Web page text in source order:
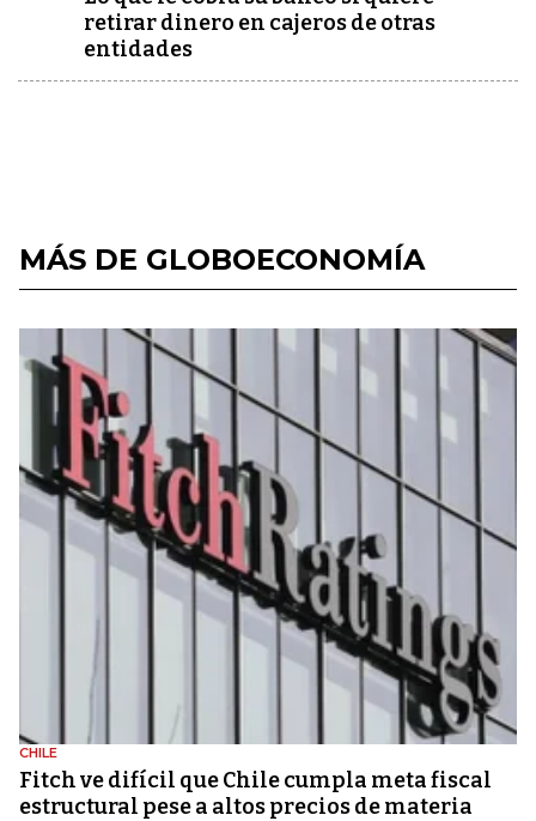
retirar dinero en cajeros de otras
entidades
MÁS DE GLOBOECONOMÍA
CHILE
Fitch ve difícil que Chile cumpla meta fiscal
estructural pese a altos precios de materia